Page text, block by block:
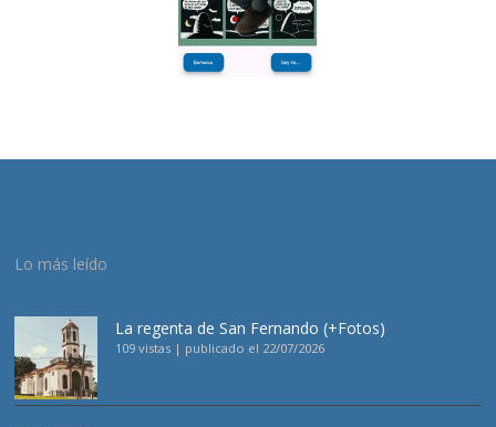
Lo más leído
La regenta de San Fernando (+Fotos)
109 vistas | publicado el 22/07/2026